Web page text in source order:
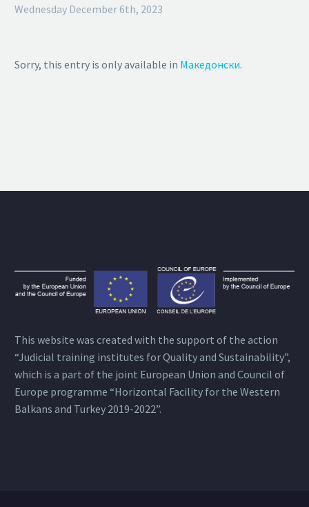
Wednesday December 6th, 2023
Sorry, this entry is only available in Македонски.
This website was created with the support of the action
“Judicial training institutes for Quality and Sustainability”,
which is a part of the joint European Union and Council of
Europe programme “Horizontal Facility for the Western
Balkans and Turkey 2019-2022”.